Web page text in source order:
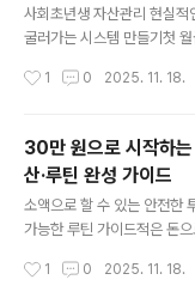
손절/분할매수세금·제도:
과세■ 돈의 흐름과 시간:
르면 대출은 부담, 예금은 유
사회초년생 자산관리 현실
굴러가는 시스템 만들기첫
은 ‘자동화·분리·분산’입니
러가도록 세팅하면 의지에
합니다. ■ 핵심 요약: 지금
급여/고정비/생활비/저축·투
세팅합니다.저축률 고정: 사
30~50%를 저축·투자로 설
액으로 분산, 월 2회 자동매
1 0 2025. 11. 18.
30만 원으로 시작하
산·루틴 완성 가이드
소액으로 할 수 있는 안전한
가능한 루틴 가이드적은 돈
리고 분산입니다. 소액일수
1 0 2025. 11. 18.